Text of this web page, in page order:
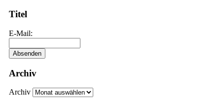
Titel
E-Mail:
Archiv
Archiv